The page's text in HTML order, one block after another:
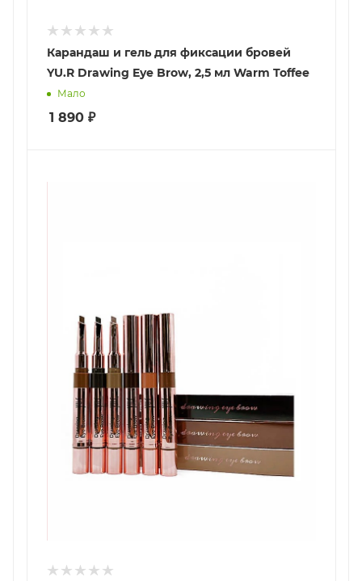
Карандаш и гель для фиксации бровей
YU.R Drawing Eye Brow, 2,5 мл Warm Toffee
Мало
1 890 ₽